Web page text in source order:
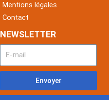
Mentions légales
Contact
NEWSLETTER
Envoyer